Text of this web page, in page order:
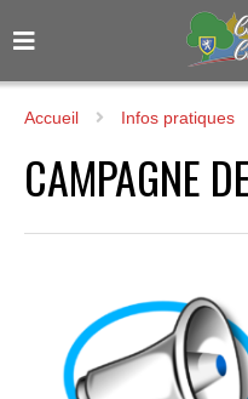
Accueil Infos pratiques
CAMPAGNE